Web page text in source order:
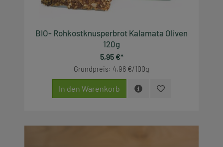
BIO- Rohkostknusperbrot Kalamata Oliven
120g
5,95 €*
Grundpreis: 4,96 €/100g
In den Warenkorb